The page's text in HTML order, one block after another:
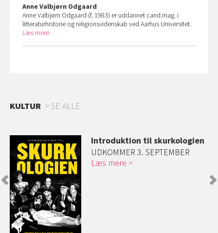
Anne Valbjørn Odgaard
Anne Valbjørn Odgaard (f. 1983) er uddannet cand.mag. i
litteraturhistorie og religionsvidenskab ved Aarhus Universitet.
Læs mere
KULTUR SE ALLE
Introduktion til skurkologien
UDKOMMER 3. SEPTEMBER
Læs mere